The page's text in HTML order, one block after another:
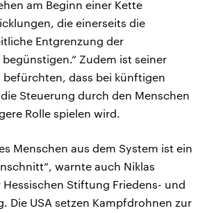
am Beginn einer Kette
die einerseits die
Entgrenzung der
Zudem ist seiner
befürchten, dass bei künftigen
Steuerung durch den Menschen
Rolle spielen wird.
Menschen aus dem System ist ein
warnte auch Niklas
Stiftung Friedens- und
Die USA setzen Kampfdrohnen zur